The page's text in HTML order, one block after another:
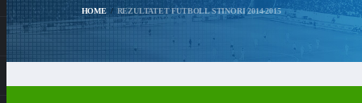
HOME REZULTATET FUTBOLL STINORI 2014-2015